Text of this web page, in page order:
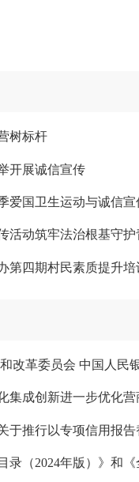
树标杆
开展诚信宣传
爱国卫生运动与诚信宣
活动筑牢法治根基守护
第四期村民素质提升培
集成创新进一步优化
于推行以专项信用报
录（2024年版）》和